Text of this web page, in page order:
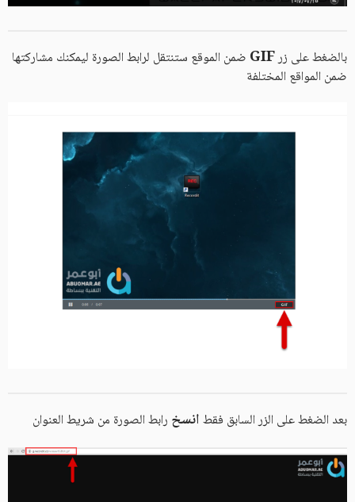
بالضغط على زرGIF ضمن الموقع ستنتقل لرابط الصورة ليمكنك مشاركتها
ضمن المواقع المختلفة
بعد الضغط على الزر السابق فقطانسخ رابط الصورة من شريط العنوان